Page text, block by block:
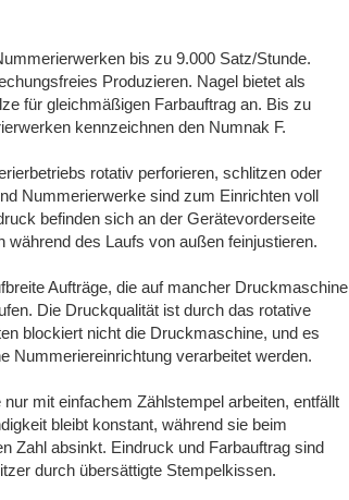
bis zu 9.000 Satz/Stunde.
Produzieren. Nagel bietet als
für gleichmäßigen Farbauftrag an. Bis zu
kennzeichnen den Numnak F.
rotativ perforieren, schlitzen oder
Nummerierwerke sind zum Einrichten voll
befinden sich an der Gerätevorderseite
des Laufs von außen feinjustieren.
Aufträge, die auf mancher Druckmaschine
Die Druckqualität ist durch das rotative
blockiert nicht die Druckmaschine, und es
Nummeriereinrichtung verarbeitet werden.
mit einfachem Zählstempel arbeiten, entfällt
bleibt konstant, während sie beim
Zahl absinkt. Eindruck und Farbauftrag sind
durch übersättigte Stempelkissen.